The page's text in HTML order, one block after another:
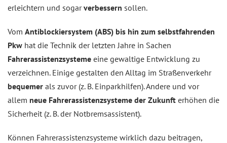
erleichtern und sogarverbessern sollen.
Vom Antiblockiersystem (ABS) bis hin zum selbstfahrenden
Pkw hat die Technik der letzten Jahre in Sachen
Fahrerassistenzsysteme eine gewaltige Entwicklung zu
verzeichnen. Einige gestalten den Alltag im Straßenverkehr
bequemer als zuvor (z. B. Einparkhilfen). Andere und vor
allem neue Fahrerassistenzsysteme der Zukunft erhöhen die
Sicherheit (z. B. der Notbremsassistent).
Können Fahrerassistenzsysteme wirklich dazu beitragen,